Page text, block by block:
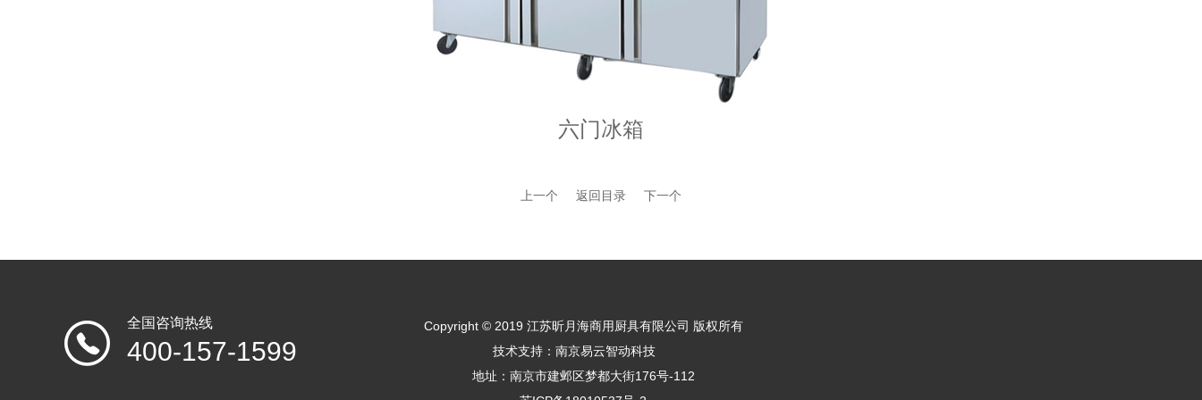
六门冰箱
上一个 返回目录 下一个
全国咨询热线
400-157-1599
Copyright © 2019 江苏昕月海商用厨具有限公司 版权所有
技术支持：南京易云智动科技
地址：南京市建邺区梦都大街176号-112